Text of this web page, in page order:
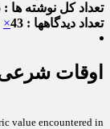
تعداد کل نوشته ها : 695
تعداد دیدگاهها : 43
×
اوقات
value encountered in